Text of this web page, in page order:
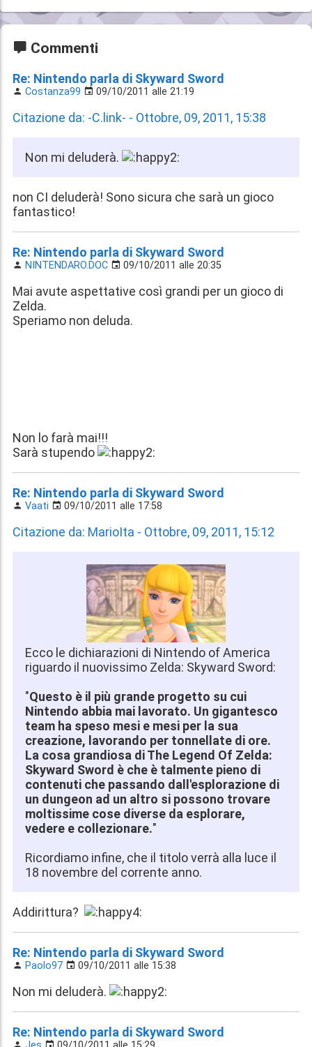
Commenti
Re: Nintendo parla di Skyward Sword
Costanza99 09/10/2011 alle 21:19
Citazione da: -C.link- - Ottobre, 09, 2011, 15:38
Non mi deluderà.
non CI deluderà! Sono sicura che sarà un gioco
fantastico!
Re: Nintendo parla di Skyward Sword
NINTENDARO.DOC 09/10/2011 alle 20:35
Mai avute aspettative così grandi per un gioco di
Zelda.
Speriamo non deluda.
Non lo farà mai!!!
Sarà stupendo
Re: Nintendo parla di Skyward Sword
Vaati 09/10/2011 alle 17:58
Citazione da: MarioIta - Ottobre, 09, 2011, 15:12
Ecco le dichiarazioni di Nintendo of America
riguardo il nuovissimo Zelda: Skyward Sword:
"Questo è il più grande progetto su cui
Nintendo abbia mai lavorato. Un gigantesco
team ha speso mesi e mesi per la sua
creazione, lavorando per tonnellate di ore.
La cosa grandiosa di The Legend Of Zelda:
Skyward Sword è che è talmente pieno di
contenuti che passando dall'esplorazione di
un dungeon ad un altro si possono trovare
moltissime cose diverse da esplorare,
vedere e collezionare."
Ricordiamo infine, che il titolo verrà alla luce il
18 novembre del corrente anno.
Addirittura?
Re: Nintendo parla di Skyward Sword
Paolo97 09/10/2011 alle 15:38
Non mi deluderà.
Re: Nintendo parla di Skyward Sword